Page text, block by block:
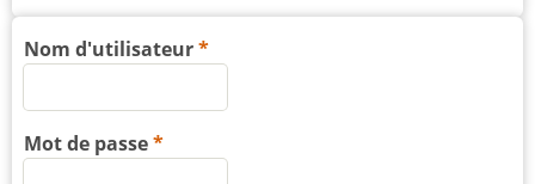
Nom d'utilisateur
Mot de passe